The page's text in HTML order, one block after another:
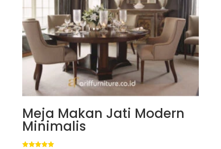
Meja Makan Jati Modern
Minimalis